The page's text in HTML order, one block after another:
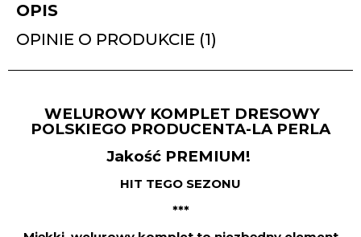
OPIS
OPINIE O PRODUKCIE (1)
WELUROWY KOMPLET DRESOWY
POLSKIEGO PRODUCENTA-LA PERLA
Jakość PREMIUM!
HIT TEGO SEZONU
***